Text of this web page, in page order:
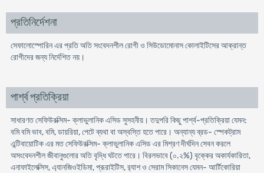
প্রতিনির্দেশনা
সেফালোস্পোরিন এর প্রতি অতি সংবেদনশীল রোগী ও সিউডোমোনাস কোলাইটিসের আক্রান্ত
রোগীদের জন্য নির্দেশিত নয়।
পার্শ্ব প্রতিক্রিয়া
সাধারণত সেফিউরক্সিম- ক্লাভুলানিক এসিড সুসহনীয়। তদুপরি কিছু পার্শ্ব-প্রতিক্রিয়া যেমন:
বমি বমি ভাব, বমি, ডায়রিয়া, পেটে ব্যথা বা অস্বস্তি হতে পারে। অন্যান্য ব্রড- স্পেকট্রাম
এন্টিবায়োটিক এর মত সেফিউরক্সিম- ক্লাভুলানিক এসিড এর মিশ্রণ দীর্ঘদিন সেবন করলে
অসংবেদনশীল জীবানুগুলোর অতি বৃদ্ধি ঘটতে পারে। বিরলভাবে (০.২%) বৃক্কের অকার্যকারিতা,
এনাফাইলেক্সিস, এ্যানজিওইডিমা, প্রূরাইটিস, র‌্যাশ ও সেরাম সিকানেস যেমন- আর্টিকোরিয়া